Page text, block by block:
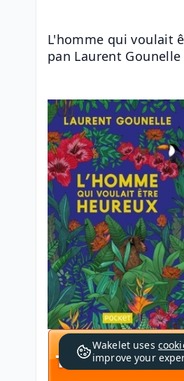
L'homme qui voulait
pan Laurent Gounelle
Wakelet uses
improve your